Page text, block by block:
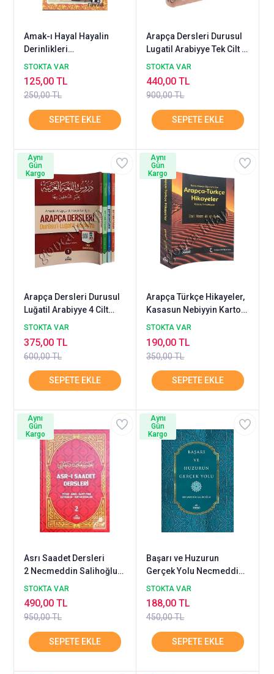
Amak-ı Hayal Hayalin
Derinlikleri
Şehbenderzade Filibeli
STOKTA VAR
250,00 TL
125,00 TL
Arapça Dersleri Durusul
Lugatil Arabiyye Tek Cilt 4
Kitap Takım Birarada
STOKTA VAR
900,00 TL
440,00 TL
Arapça Dersleri Durusul
Luğatil Arabiyye 4 Cilt
Takım RAVZA
STOKTA VAR
600,00 TL
375,00 TL
Aynı
Gün
Kargo
Arapça Türkçe Hikayeler,
Kasasun Nebiyyin Karton
İnce Cilt
STOKTA VAR
350,00 TL
190,00 TL
Aynı
Gün
Kargo
Asrı Saadet Dersleri
2 Necmeddin Salihoğlu
RAVZA
STOKTA VAR
950,00 TL
490,00 TL
Aynı
Gün
Kargo
Başarı ve Huzurun
Gerçek Yolu Necmeddin
Salihoğlu RAVZA
STOKTA VAR
450,00 TL
188,00 TL
Aynı
Gün
Kargo